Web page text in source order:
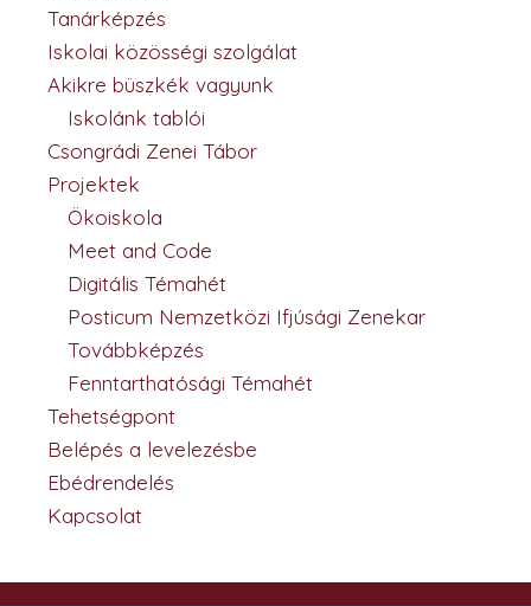
Tanárképzés
Iskolai közösségi szolgálat
Akikre büszkék vagyunk
Iskolánk tablói
Csongrádi Zenei Tábor
Projektek
Ökoiskola
Meet and Code
Digitális Témahét
Posticum Nemzetközi Ifjúsági Zenekar
Továbbképzés
Fenntarthatósági Témahét
Tehetségpont
Belépés a levelezésbe
Ebédrendelés
Kapcsolat